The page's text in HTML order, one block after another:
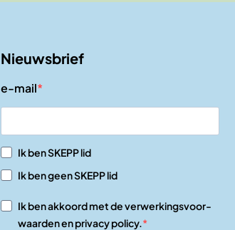
Nieuwsbrief
e-mail
Ik ben SKEPP lid
Ik ben geen SKEPP lid
Ik ben akkoord met de verwerkingsvoor-
waarden en privacy policy.